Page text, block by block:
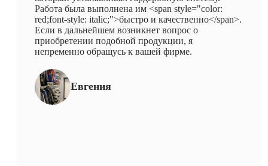
Работа была выполнена им <span style="color:
red;font-style: italic;">быстро и качественно</span>.
Если в дальнейшем возникнет вопрос о
приобретении подобной продукции, я
непременно обращусь к вашей фирме.
Евгения